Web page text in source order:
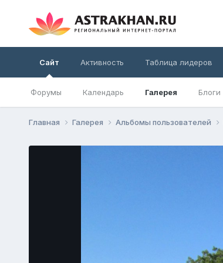
Сайт
Форумы Календарь Галерея Блоги
Активность Таблица лидеров
Главная Галерея Альбомы пользователей